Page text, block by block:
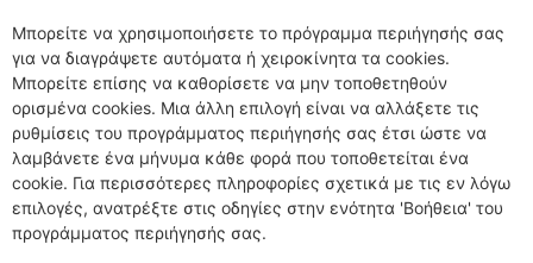
Μπορείτε να χρησιμοποιήσετε το πρόγραμμα περιήγησής σας
για να διαγράψετε αυτόματα ή χειροκίνητα τα cookies.
Μπορείτε επίσης να καθορίσετε να μην τοποθετηθούν
ορισμένα cookies. Μια άλλη επιλογή είναι να αλλάξετε τις
ρυθμίσεις του προγράμματος περιήγησής σας έτσι ώστε να
λαμβάνετε ένα μήνυμα κάθε φορά που τοποθετείται ένα
cookie. Για περισσότερες πληροφορίες σχετικά με τις εν λόγω
επιλογές, ανατρέξτε στις οδηγίες στην ενότητα 'Βοήθεια' του
προγράμματος περιήγησής σας.